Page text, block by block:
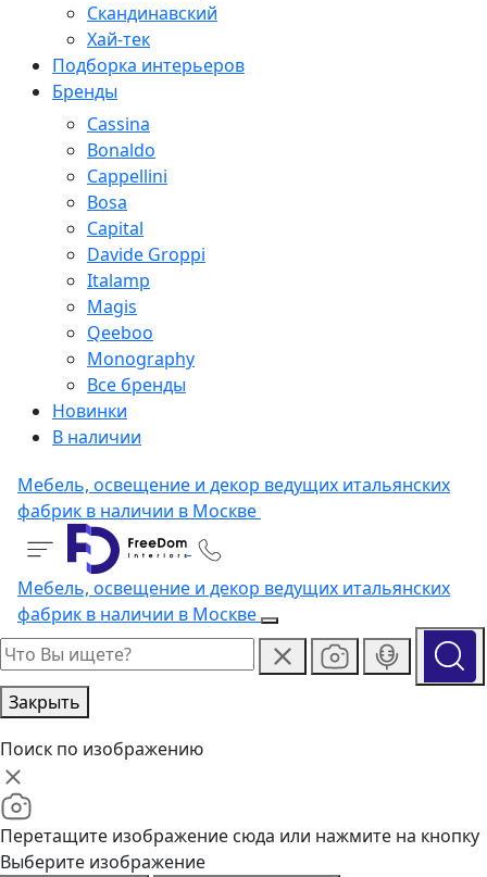
Скандинавский
Хай-тек
Подборка интерьеров
Бренды
Cassina
Bonaldo
Cappellini
Bosa
Capital
Davide Groppi
Italamp
Magis
Qeeboo
Monography
Все бренды
Новинки
В наличии
Мебель, освещение и декор ведущих итальянских
фабрик в наличии в Москве
Мебель, освещение и декор ведущих итальянских
фабрик в наличии в Москве
Закрыть
Поиск по изображению
Перетащите изображение сюда или нажмите на кнопку
Выберите изображение